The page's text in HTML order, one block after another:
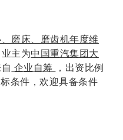
磨床、磨齿机年度维
主为中国重汽集团大
企业自筹
，出资比例
条件，欢迎具备条件